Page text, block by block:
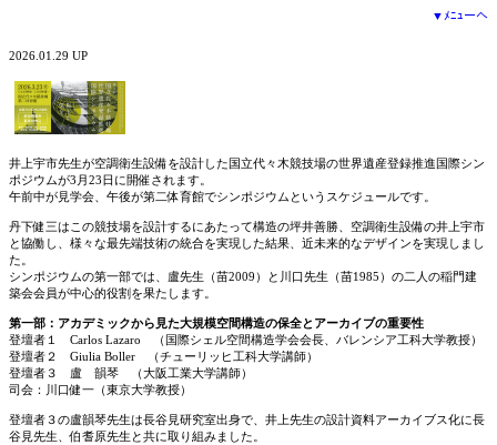
▼ﾒﾆｭーへ
2026.01.29 UP
井上宇市先生が空調衛生設備を設計した国立代々木競技場の世界遺産登録推進国際シン
ポジウムが3月23日に開催されます。
午前中が見学会、午後が第二体育館でシンポジウムというスケジュールです。
丹下健三はこの競技場を設計するにあたって構造の坪井善勝、空調衛生設備の井上宇市
と協働し、様々な最先端技術の統合を実現した結果、近未来的なデザインを実現しまし
た。
シンポジウムの第一部では、盧先生（苗2009）と川口先生（苗1985）の二人の稲門建
築会会員が中心的役割を果たします。
第一部：アカデミックから見た大規模空間構造の保全とアーカイブの重要性
登壇者１ Carlos Lazaro （国際シェル空間構造学会会長、バレンシア工科大学教授）
登壇者２ Giulia Boller （チューリッヒ工科大学講師）
登壇者３ 盧 韻琴 （大阪工業大学講師）
司会：川口健一（東京大学教授）
登壇者３の盧韻琴先生は長谷見研究室出身で、井上先生の設計資料アーカイブス化に長
谷見先生、伯耆原先生と共に取り組みました。